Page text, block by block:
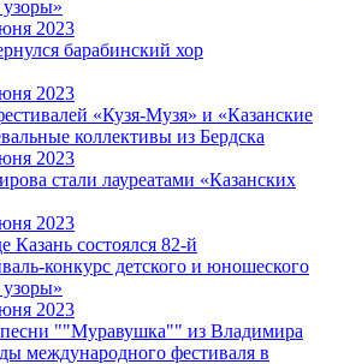
узоры»
2023
барабинский хор
2023
«Кузя-Музя» и «Казанские
коллективы из Бердска
2023
стали лауреатами «Казанских
2023
Казань состоялся 82-й
конкурс детского и юношеского
узоры»
2023
""Муравушка"" из Владимира
международного фестиваля в